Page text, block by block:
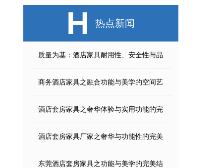
H 热点新闻
质量为基：酒店家具耐用性、安全性与品
商务酒店家具之融合功能与美学的空间艺
酒店套房家具之奢华体验与实用功能的完
酒店套房家具厂家之奢华与功能性的完美
东莞酒店套房家具之功能与美学的完美结